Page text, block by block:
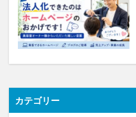
カテゴリー